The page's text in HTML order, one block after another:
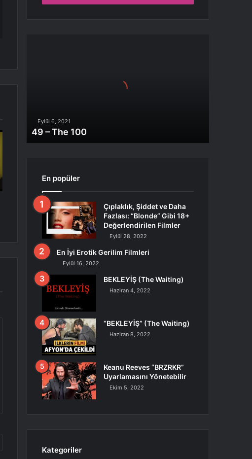
Eylül 6, 2021
49 – The 100
En popüler
Çıplaklık, Şiddet ve Daha
Fazlası: “Blonde” Gibi 18+
Değerlendirilen Filmler
Eylül 28, 2022
En İyi Erotik Gerilim Filmleri
Eylül 16, 2022
BEKLEYİŞ (The Waiting)
Haziran 4, 2022
“BEKLEYİŞ” (The Waiting)
Haziran 8, 2022
Keanu Reeves “BRZRKR”
Uyarlamasını Yönetebilir
Ekim 5, 2022
Kategoriler